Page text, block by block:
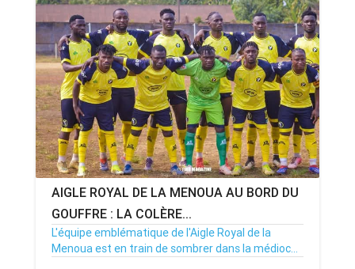
AIGLE ROYAL DE LA MENOUA AU BORD DU
GOUFFRE : LA COLÈRE...
L'équipe emblématique de l'Aigle Royal de la
Menoua est en train de sombrer dans la médioc...